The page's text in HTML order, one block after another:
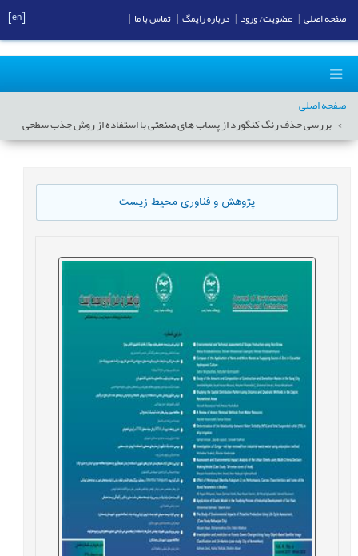
صفحه اصلی
بررسی حذف رنگ کنگورد از پساب های صنعتی با استفاده از روش جذب سطحی
پژوهش و فناوری محیط زیست
صفحه اصلی عضویت/ ورود درباره رایمگ تماس با ما